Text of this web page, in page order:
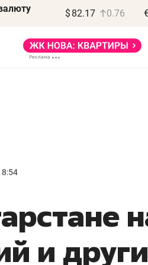
$ 82.17 0.76
и
правил, бизнес может
потерять минимум
полгода»